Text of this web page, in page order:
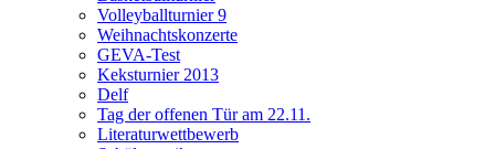
Volleyballturnier 9
Weihnachtskonzerte
GEVA-Test
Keksturnier 2013
Delf
Tag der offenen Tür am 22.11.
Literaturwettbewerb